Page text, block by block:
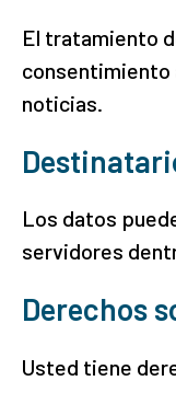
El tratamiento
consentimiento
noticias.
Los datos
servidores
Derechos
Usted tiene